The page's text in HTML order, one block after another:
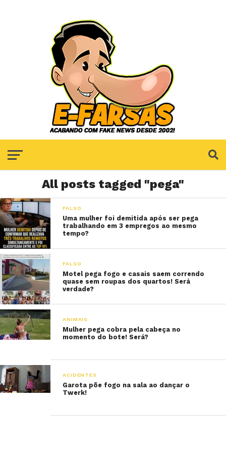
All posts tagged "pega"
FALSO
Uma mulher foi demitida após ser pega
trabalhando em 3 empregos ao mesmo
tempo?
FALSO
Motel pega fogo e casais saem correndo
quase sem roupas dos quartos! Será
verdade?
ANIMAIS
Mulher pega cobra pela cabeça no
momento do bote! Será?
ACIDENTES
Garota põe fogo na sala ao dançar o
Twerk!